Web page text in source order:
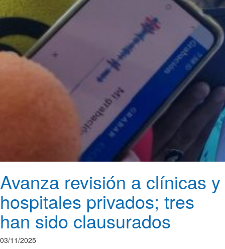
Avanza revisión a clínicas y
hospitales privados; tres
han sido clausurados
03/11/2025